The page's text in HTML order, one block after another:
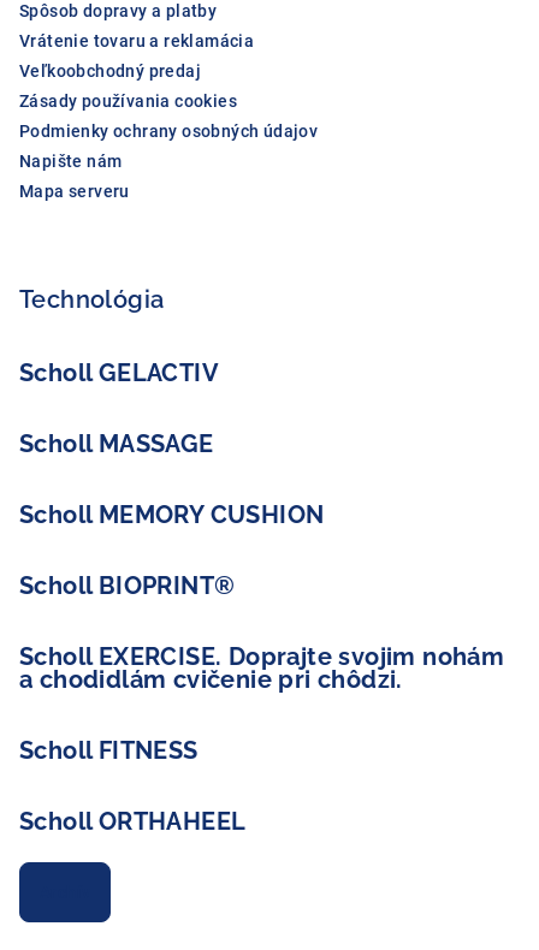
Spôsob dopravy a platby
Vrátenie tovaru a reklamácia
Veľkoobchodný predaj
Zásady používania cookies
Podmienky ochrany osobných údajov
Napište nám
Mapa serveru
Technológia
Scholl GELACTIV
Scholl MASSAGE
Scholl MEMORY CUSHION
Scholl BIOPRINT®
Scholl EXERCISE. Doprajte svojim nohám
a chodidlám cvičenie pri chôdzi.
Scholl FITNESS
Scholl ORTHAHEEL